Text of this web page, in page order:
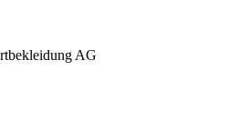
AG